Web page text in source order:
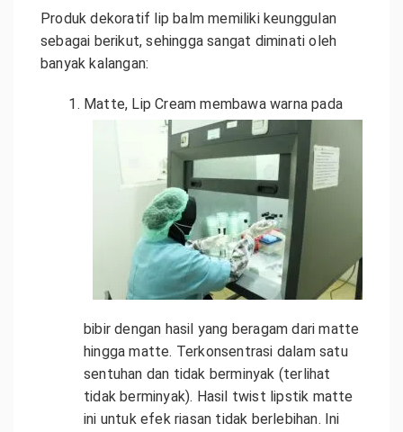
Produk dekoratif lip balm memiliki keunggulan
sebagai berikut, sehingga sangat diminati oleh
banyak kalangan:
Matte, Lip Cream membawa warna pada
bibir dengan hasil yang beragam dari matte
hingga matte. Terkonsentrasi dalam satu
sentuhan dan tidak berminyak (terlihat
tidak berminyak). Hasil twist lipstik matte
ini untuk efek riasan tidak berlebihan. Ini